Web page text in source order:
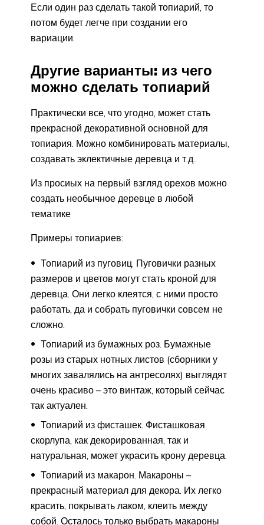
Если один раз сделать такой топиарий, то
потом будет легче при создании его
вариации.
Другие варианты: из чего
можно сделать топиарий
Практически все, что угодно, может стать
прекрасной декоративной основной для
топиария. Можно комбинировать материалы,
создавать эклектичные деревца и т.д..
Из просиых на первый взгляд орехов можно
создать необычное деревце в любой
тематике
Примеры топиариев:
Топиарий из пуговиц. Пуговички разных
размеров и цветов могут стать кроной для
деревца. Они легко клеятся, с ними просто
работать, да и собрать пуговички совсем не
сложно.
Топиарий из бумажных роз. Бумажные
розы из старых нотных листов (сборники у
многих завалялись на антресолях) выглядят
очень красиво – это винтаж, который сейчас
так актуален.
Топиарий из фисташек. Фисташковая
скорлупа, как декорированная, так и
натуральная, может украсить крону деревца.
Топиарий из макарон. Макароны –
прекрасный материал для декора. Их легко
красить, покрывать лаком, клеить между
собой. Осталось только выбрать макароны